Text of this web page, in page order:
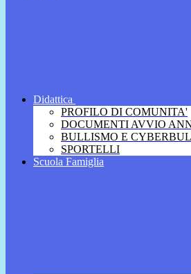
Didattica
PROFILO DI COMUNITA'
DOCUMENTI AVVIO
BULLISMO E
SPORTELLI
Scuola Famiglia